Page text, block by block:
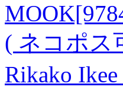
( ネコポス
Rikako